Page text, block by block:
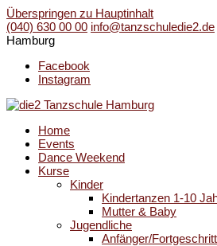
Überspringen zu Hauptinhalt
(040) 630 00 00 info@tanzschuledie2.de
Hamburg
Facebook
Instagram
Home
Events
Dance Weekend
Kurse
Kinder
Kindertanzen 1-10
Mutter & Baby
Jugendliche
Anfänger/